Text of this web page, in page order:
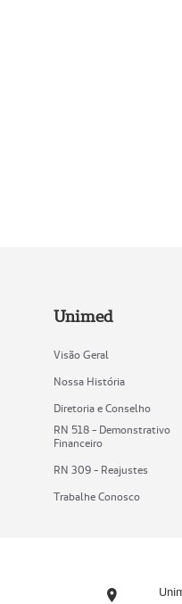
Unimed
Visão Geral
Nossa História
Diretoria e Conselho
RN 518 - Demonstrativo
Financeiro
RN 309 - Reajustes
Trabalhe Conosco